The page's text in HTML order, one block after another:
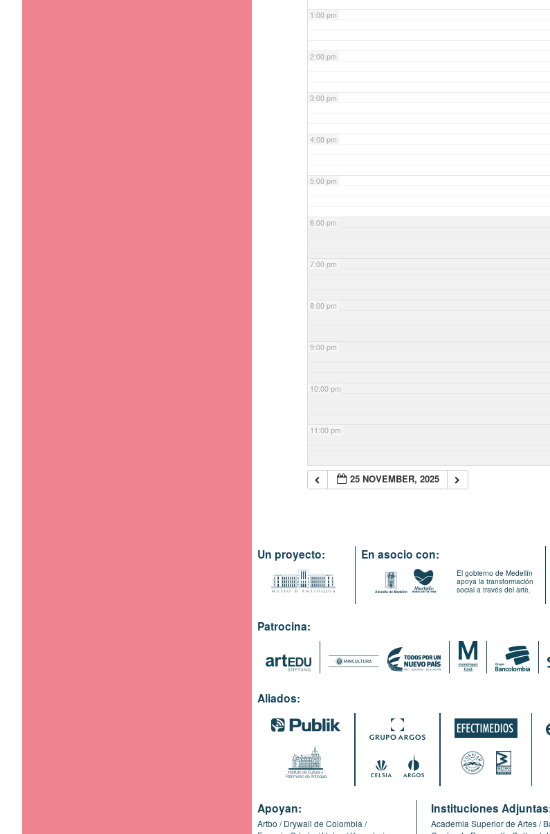
1:00 pm
2:00 pm
3:00 pm
4:00 pm
5:00 pm
6:00 pm
7:00 pm
8:00 pm
9:00 pm
10:00 pm
11:00 pm
25 NOVEMBER, 2025
Un proyecto: En asocio con:
El gobierno de Medellín
apoya la transformación
social a través del arte.
Patrocina:
Aliados:
Apoyan:
Artbo
Drywall de Colombia
Instituciones
Academia Superior de Artes